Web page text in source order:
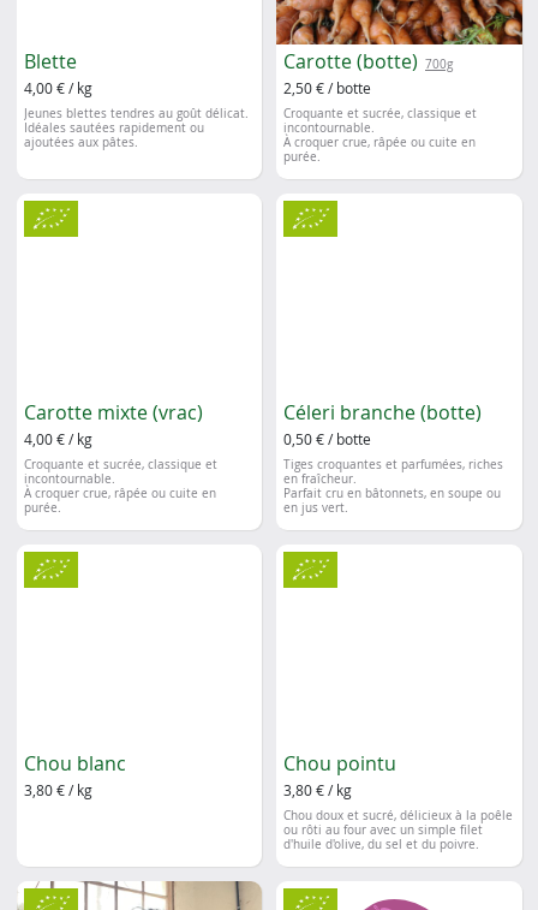
Blette
4,00 € / kg
Jeunes blettes tendres au goût délicat.
Idéales sautées rapidement ou
ajoutées aux pâtes.
Carotte (botte) 700g
2,50 € / botte
Croquante et sucrée, classique et
incontournable.
À croquer crue, râpée ou cuite en
purée.
Carotte mixte (vrac)
4,00 € / kg
Croquante et sucrée, classique et
incontournable.
À croquer crue, râpée ou cuite en
purée.
Céleri branche (botte)
0,50 € / botte
Tiges croquantes et parfumées, riches
en fraîcheur.
Parfait cru en bâtonnets, en soupe ou
en jus vert.
Chou blanc
3,80 € / kg
Chou pointu
3,80 € / kg
Chou doux et sucré, délicieux à la poêle
ou rôti au four avec un simple filet
d'huile d'olive, du sel et du poivre.